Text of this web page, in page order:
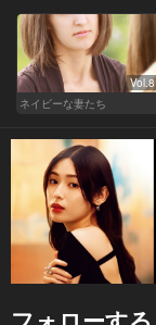
Vol.8
ネイビーな妻たち